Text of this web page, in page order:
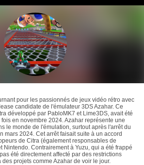
pour les passionnés de jeux vidéo rétro avec
candidate de l'émulateur 3DS Azahar. Ce
développé par PabloMK7 et Lime3DS, avait été
en novembre 2024. Azahar représente une
le monde de l'émulation, surtout après l'arrêt du
mars 2024. Cet arrêt faisait suite à un accord
de Citra (également responsables de
Nintendo. Contrairement à Yuzu, qui a été frappé
été directement affecté par des restrictions
des projets comme Azahar de voir le jour.